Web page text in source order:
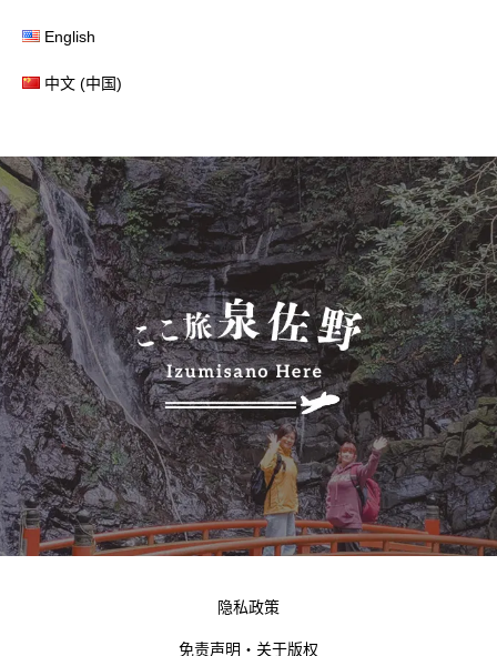
English
中文 (中国)
隐私政策
免责声明・关于版权